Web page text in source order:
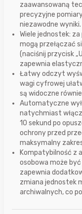
zaawansowaną
precyzyjne
niezawodne wyniki.
Wiele jednostek:
mogą przełączać
(naciśnij przycisk
zapewnia
Łatwy odczyt
wagi cyfrowej
są widoczne
Automatyczne
natychmiast
10 sekund po
ochrony przed
maksymalny
Kompatybilność z
osobowa może
zapewnia
zmiana jednostek
archiwalnych, co